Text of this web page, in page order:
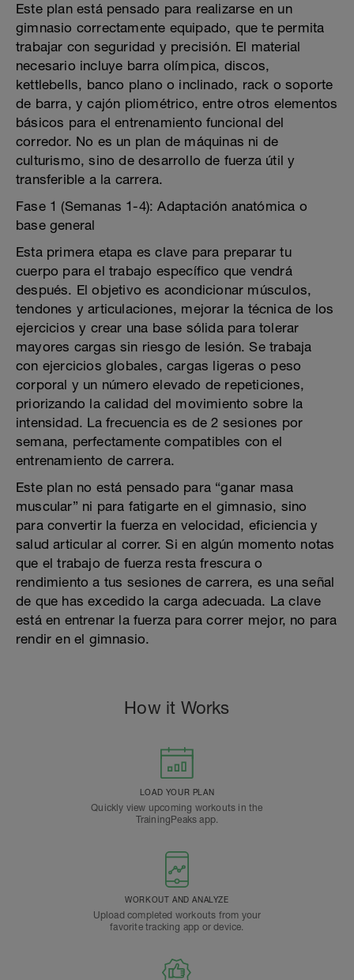
Este plan está pensado para realizarse en un
gimnasio correctamente equipado, que te permita
trabajar con seguridad y precisión. El material
necesario incluye barra olímpica, discos,
kettlebells, banco plano o inclinado, rack o soporte
de barra, y cajón pliométrico, entre otros elementos
básicos para el entrenamiento funcional del
corredor. No es un plan de máquinas ni de
culturismo, sino de desarrollo de fuerza útil y
transferible a la carrera.
Fase 1 (Semanas 1-4): Adaptación anatómica o
base general
Esta primera etapa es clave para preparar tu
cuerpo para el trabajo específico que vendrá
después. El objetivo es acondicionar músculos,
tendones y articulaciones, mejorar la técnica de los
ejercicios y crear una base sólida para tolerar
mayores cargas sin riesgo de lesión. Se trabaja
con ejercicios globales, cargas ligeras o peso
corporal y un número elevado de repeticiones,
priorizando la calidad del movimiento sobre la
intensidad. La frecuencia es de 2 sesiones por
semana, perfectamente compatibles con el
entrenamiento de carrera.
Este plan no está pensado para “ganar masa
muscular” ni para fatigarte en el gimnasio, sino
para convertir la fuerza en velocidad, eficiencia y
salud articular al correr. Si en algún momento notas
que el trabajo de fuerza resta frescura o
rendimiento a tus sesiones de carrera, es una señal
de que has excedido la carga adecuada. La clave
está en entrenar la fuerza para correr mejor, no para
rendir en el gimnasio.
How it Works
LOAD YOUR PLAN
Quickly view upcoming workouts in the
TrainingPeaks app.
WORKOUT AND ANALYZE
Upload completed workouts from your
favorite tracking app or device.